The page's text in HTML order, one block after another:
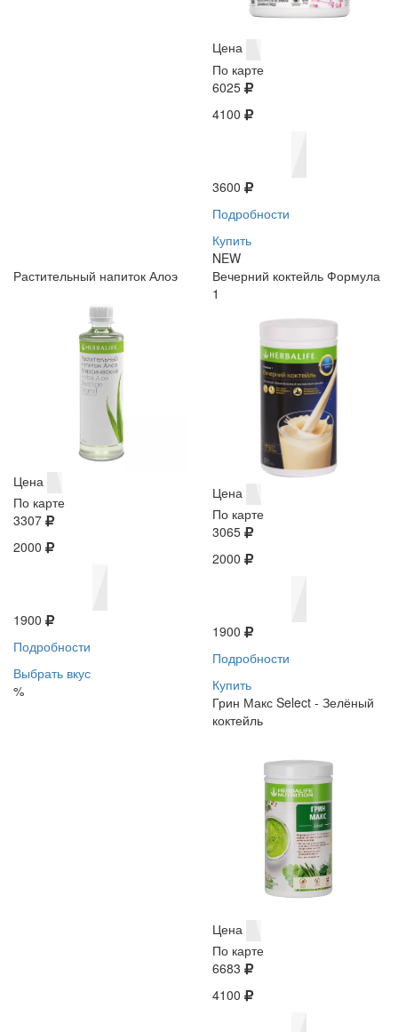
Цена
По карте
6025
4100
3600
Подробности
Купить
NEW
Растительный напиток Алоэ
Цена
По карте
3307
2000
1900
Подробности
Выбрать вкус
%
Вечерний коктейль Формула
1
Цена
По карте
3065
2000
1900
Подробности
Купить
Грин Макс Select - Зелёный
коктейль
Цена
По карте
6683
4100